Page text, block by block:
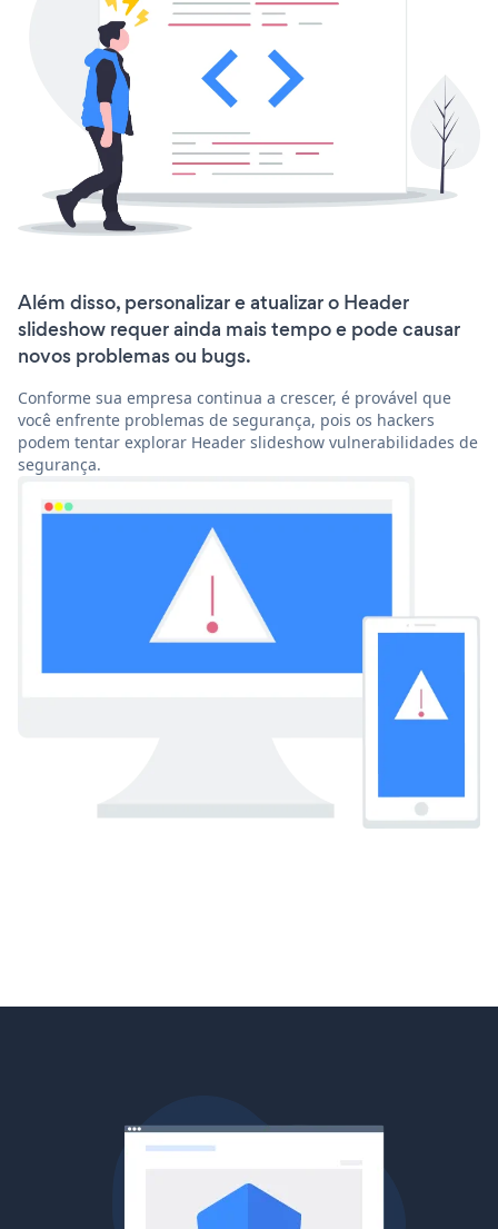
Além disso, personalizar e atualizar o Header
slideshow requer ainda mais tempo e pode causar
novos problemas ou bugs.
Conforme sua empresa continua a crescer, é provável que
você enfrente problemas de segurança, pois os hackers
podem tentar explorar Header slideshow vulnerabilidades de
segurança.